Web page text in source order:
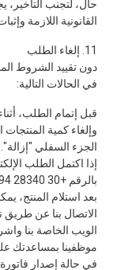
حال، لتجنب
القانونية اللازمة
11. إلغاء الطلب
في الحالات التالية:
قبل إتمام الطلب،
وإلغاء كمية
الجزء السفلي "إزالة".
إذا اكتمل الطلب
بالرقم +30 28340 23594 ومطالبة أحد موظفينا بإلغاء الطلب.
الاتصال بنا عن طريق
الويب الخاصة بنا
موظفينا بمساعدتك
في حالة إصدار